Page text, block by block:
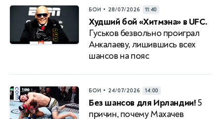
БОИ • 28/07/2026 11:40
Худший бой «Хитмэна» в UFC.
Гуськов безвольно проиграл
Анкалаеву, лишившись всех
шансов на пояс
БОИ • 24/07/2026 14:00
Без шансов для Ирландии!5
причин, почему Махачев